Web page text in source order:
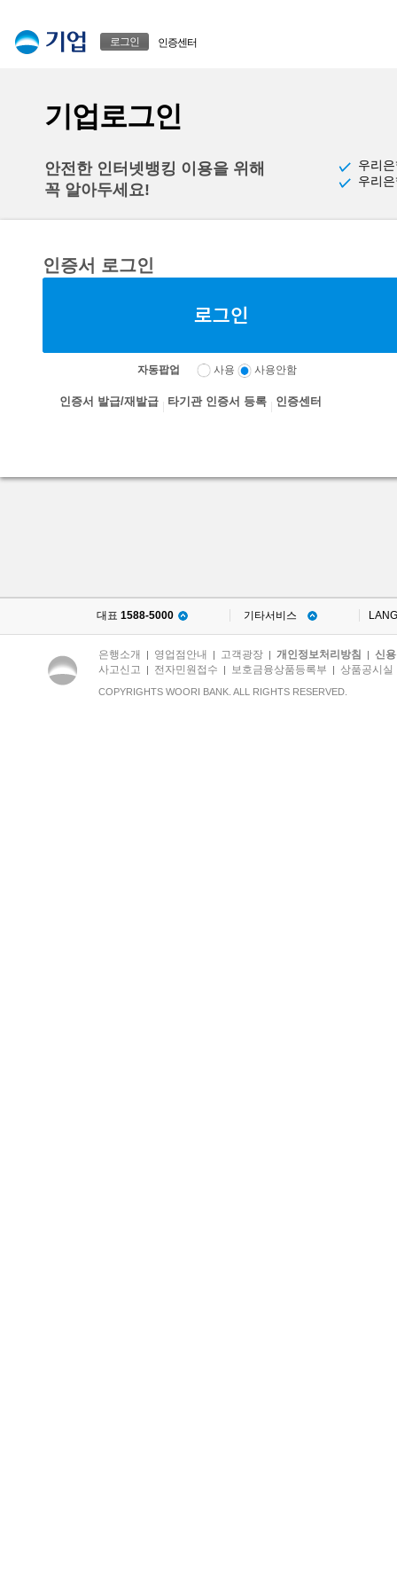
로그인 인증센터
기업로그인
안전한 인터넷뱅킹 이용을 위해
꼭 알아두세요!
우리
우리
인증서 로그인
자동팝업 사용 사용안함
인증서 발급/재발급 타기관 인증서 등록 인증센터
대표 1588-5000 기타서비스
은행소개 | 영업점안내 | 고객광장 | 개인정보처리방침 | 신
사고신고 | 전자민원접수 | 보호금융상품등록부 | 상품공시실
COPYRIGHTS WOORI BANK. ALL RIGHTS RESERVED.